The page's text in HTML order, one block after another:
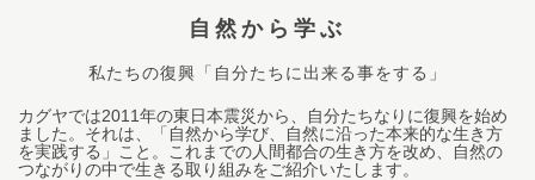
自然から学ぶ
私たちの復興「自分たちに出来る事をする」
カグヤでは2011年の東日本震災から、自分たちなりに復興を始め
ました。それは、「自然から学び、自然に沿った本来的な生き方
を実践する」こと。これまでの人間都合の生き方を改め、自然の
つながりの中で生きる取り組みをご紹介いたします。